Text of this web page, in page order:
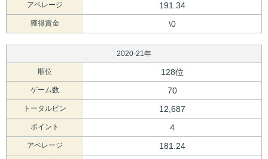
アベレージ 191.34
獲得賞金 \0
2020-21年
順位 128位
ゲーム数 70
トータルピン 12,687
ポイント 4
アベレージ 181.24